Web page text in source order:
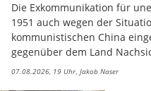
Die Exkommunikation für
1951 auch wegen der
kommunistischen China
gegenüber dem Land
07.08.2026, 19 Uhr Jakob Naser